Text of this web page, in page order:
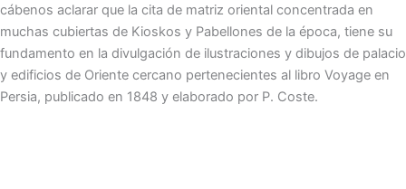
cábenos aclarar que la cita de matriz oriental concentrada en
muchas cubiertas de Kioskos y Pabellones de la época, tiene su
fundamento en la divulgación de ilustraciones y dibujos de palacio
y edificios de Oriente cercano pertenecientes al libro Voyage en
Persia, publicado en 1848 y elaborado por P. Coste.